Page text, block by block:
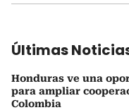
Últimas
Honduras ve una
para ampliar
Colombia